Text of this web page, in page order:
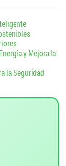
y Mejora la
la Seguridad